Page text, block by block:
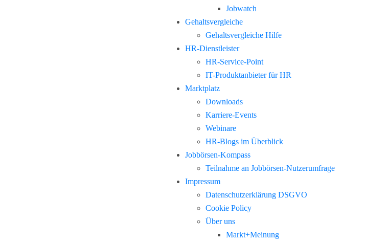
Jobwatch
Gehaltsvergleiche
Gehaltsvergleiche Hilfe
HR-Dienstleister
HR-Service-Point
IT-Produktanbieter für HR
Marktplatz
Downloads
Karriere-Events
Webinare
HR-Blogs im Überblick
Jobbörsen-Kompass
Teilnahme an Jobbörsen-Nutzerumfrage
Impressum
Datenschutzerklärung DSGVO
Cookie Policy
Über uns
Markt+Meinung